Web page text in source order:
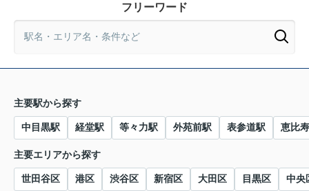
フリーワード
主要駅から探す
中目黒駅 経堂駅 等々力駅 外苑前駅 表参道駅 恵比
主要エリアから探す
世田谷区 港区 渋谷区 新宿区 大田区 目黒区 中央